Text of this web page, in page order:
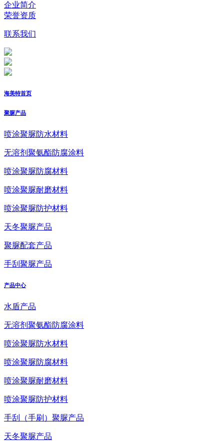
企业简介
荣誉资质
联系我们
海美特首页
聚脲产品
喷涂聚脲防水材料
无溶剂聚氨酯防腐涂料
喷涂聚脲防腐材料
喷涂聚脲耐磨材料
喷涂聚脲防护材料
天冬聚脲产品
聚脲配套产品
手刮聚脲产品
产品中心
水盾产品
无溶剂聚氨酯防腐涂料
喷涂聚脲防水材料
喷涂聚脲防腐材料
喷涂聚脲耐磨材料
喷涂聚脲防护材料
手刮（手刷）聚脲产品
天冬聚脲产品